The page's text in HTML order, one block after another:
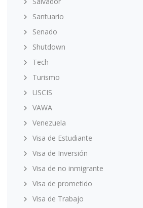
Santuario
Senado
Shutdown
Tech
Turismo
USCIS
VAWA
Venezuela
Visa de Estudiante
Visa de Inversión
Visa de no inmigrante
Visa de prometido
Visa de Trabajo